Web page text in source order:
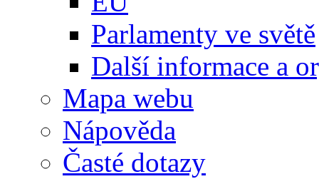
Parlamenty ve světě
Další informace a
Mapa webu
Nápověda
Časté dotazy